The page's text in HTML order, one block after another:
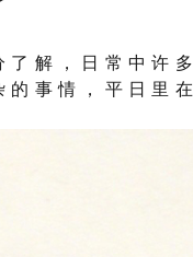
解，日常中许
事情，平日里